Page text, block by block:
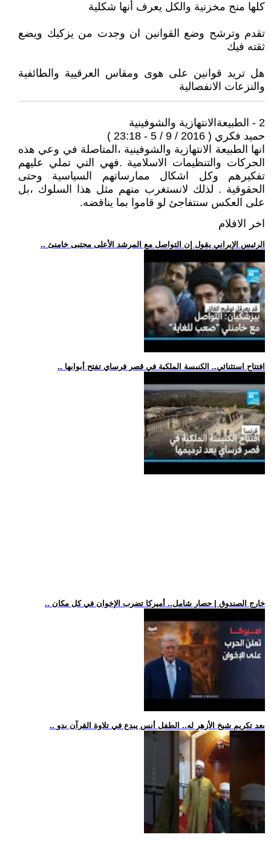
كلها منح مخزنية والكل يعرف أنها شكلية
تقدم وترشح وضع القوانين ان وجدت من يزكيك ويضع
ثقته فيك
هل تريد قوانين على هوى ومقاس العرقيية والطائفية
والنزعات الانفصالية
2 - الطبيعةالانتهازية والشوفينية
حميد فكري ( 2016 / 9 / 5 - 23:18 )
انها الطبيعة الانتهازية والشوفينية ،المتاصلة في وعي هذه
الحركات والتنظيمات الاسلامية .فهي التي تملي عليهم
تفكيرهم وكل اشكال ممارساتهم السياسية وحتى
الحقوقية . لذلك لانستغرب منهم مثل هذا السلوك ،بل
على العكس سنتفاجئ لو قاموا بما يناقضه.
اخر الافلام
.. الرئيس الإيراني يقول إن التواصل مع المرشد الأعلى مجتبى خامنئ
.. افتتاح استثنائي.. الكنيسة الملكية في قصر فرساي تفتح أبوابها
.. خارج الصندوق | حصار شامل.. أميركا تضرب الإخوان في كل مكان
.. بعد تكريم شيخ الأزهر له.. الطفل أنس يبدع في تلاوة القرآن بدو